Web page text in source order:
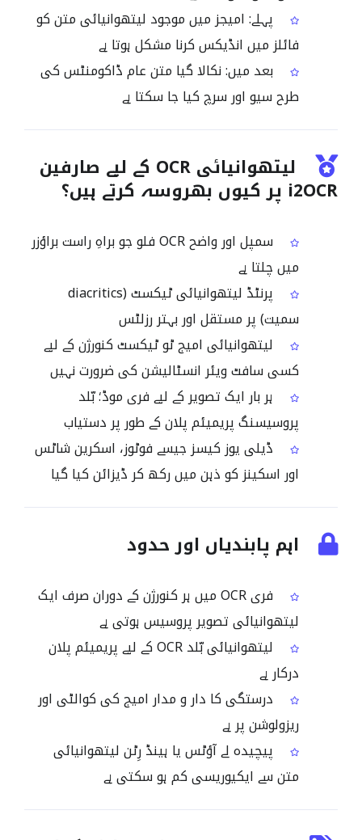
پہلے: امیجز میں موجود لیتھوانیائی متن کو
فائلز میں انڈیکس کرنا مشکل ہوتا ہے
بعد میں: نکالا گیا متن عام ڈاکومنٹس کی
طرح سیو اور سرچ کیا جا سکتا ہے
لیتھوانیائی OCR کے لیے صارفین
i2OCR پر کیوں بھروسہ کرتے ہیں؟
سمپل اور واضح OCR فلو جو براہِ راست براؤزر
میں چلتا ہے
پرنٹڈ لیتھوانیائی ٹیکسٹ (diacritics
سمیت) پر مستقل اور بہتر رزلٹس
لیتھوانیائی امیج ٹو ٹیکسٹ کنورژن کے لیے
کسی سافٹ ویئر انسٹالیشن کی ضرورت نہیں
ہر بار ایک تصویر کے لیے فری موڈ؛ بّلد
پروسیسنگ پریمیئم پلان کے طور پر دستیاب
ڈیلی یوز کیسز جیسے فوٹوز، اسکرین شاٹس
اور اسکینز کو ذہن میں رکھ کر ڈیزائن کیا گیا
اہم پابندیاں اور حدود
فری OCR میں ہر کنورژن کے دوران صرف ایک
لیتھوانیائی تصویر پروسیس ہوتی ہے
لیتھوانیائی بّلد OCR کے لیے پریمیئم پلان
درکار ہے
درستگی کا دار و مدار امیج کی کوالٹی اور
ریزولوشن پر ہے
پیچیدہ لے آؤٹس یا ہینڈ رِٹن لیتھوانیائی
متن سے ایکیوریسی کم ہو سکتی ہے